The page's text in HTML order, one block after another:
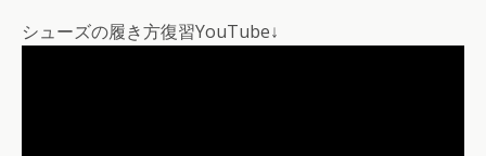
シューズの履き方復習YouTube↓